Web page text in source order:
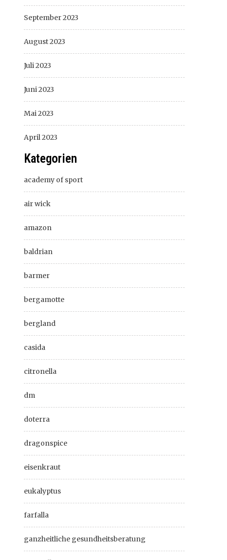
September 2023
August 2023
Juli 2023
Juni 2023
Mai 2023
April 2023
Kategorien
academy of sport
air wick
amazon
baldrian
barmer
bergamotte
bergland
casida
citronella
dm
doterra
dragonspice
eisenkraut
eukalyptus
farfalla
ganzheitliche gesundheitsberatung